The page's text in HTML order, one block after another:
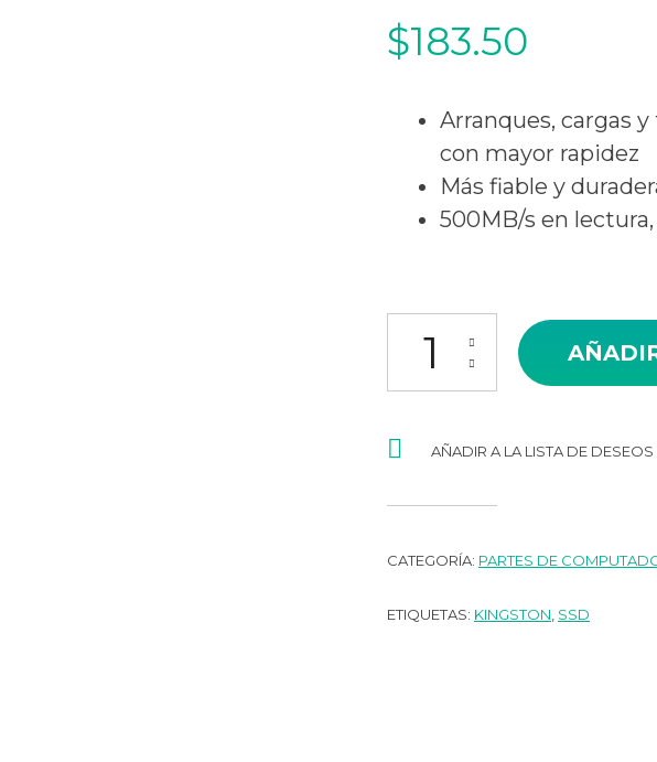
$183.50
Arranques, cargas
con mayor rapidez
Más fiable y
500MB/s en
DISCO SOLIDO SSD
AÑADIR A LA LISTA DE DESEOS
CATEGORÍA: PARTES DE
ETIQUETAS: KINGSTON SSD